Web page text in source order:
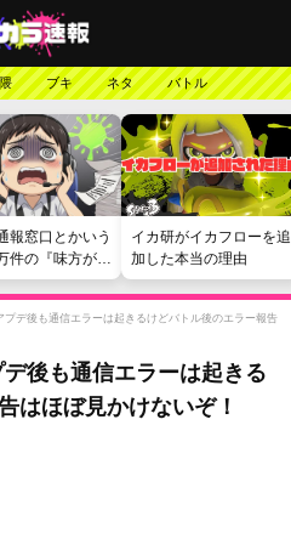
ブキ ネタ バトル
報窓口とかいう
件の『味方が弱
を読まされる苦
イカ研がイカフローを追
加した本当の理由
プデ後も通信エラーは起きるけどバトル後のエラー報告
デ後も通信エラーは起きる
はほぼ見かけないぞ！